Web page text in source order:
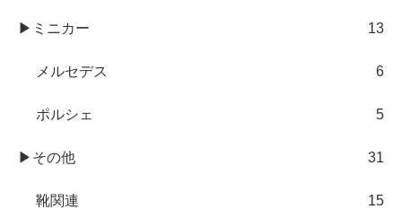
▶ミニカー 13
メルセデス 6
ポルシェ 5
▶その他 31
靴関連 15